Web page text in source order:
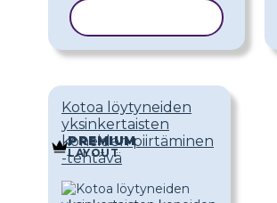
Kotoa löytyneiden
yksinkertaisten
koneiden piirtäminen
-tehtävä
PREMIUM
LAYOUT